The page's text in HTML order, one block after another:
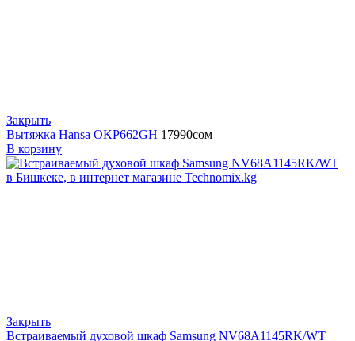
Закрыть
Вытяжка Hansa OKP662GH 17990сом
В корзину
Закрыть
Встраиваемый духовой шкаф Samsung NV68A1145RK/WT